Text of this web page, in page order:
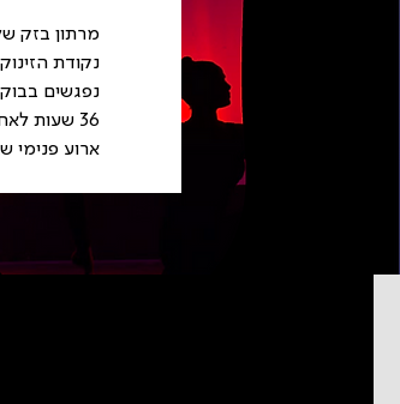
מרתון בזק של יצירות
נקודת
נפגשים
36 שעות לאחר מכן מוצגות העבודות שנוצרו בעקבות הרפרנס. כולנו "ישנים" בביה"ס ועובדים סביב השעון.
ארוע פנימי